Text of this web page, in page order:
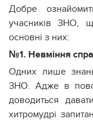
Добре
учасників ЗНО,
основні з них:
№1. Невміння
Одних лише
ЗНО. Адже в
доводиться
хитромудрі